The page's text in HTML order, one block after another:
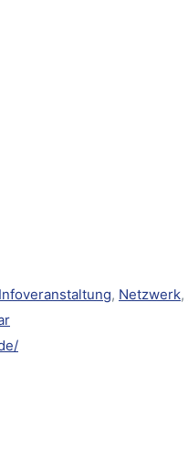
Infoveranstaltung, Netzwerk,